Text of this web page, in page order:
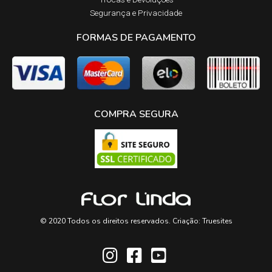
Segurança e Privacidade
FORMAS DE PAGAMENTO
COMPRA SEGURA
© 2020 Todos os direitos reservados. Criação: Truesites